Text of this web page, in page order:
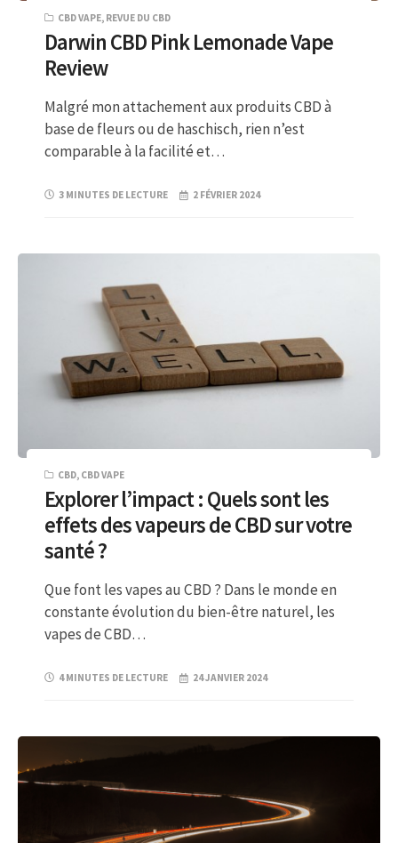
CBD VAPE, REVUE DU CBD
Darwin CBD Pink Lemonade Vape
Review
Malgré mon attachement aux produits CBD à
base de fleurs ou de haschisch, rien n’est
comparable à la facilité et…
3 MINUTES DE LECTURE 2 FÉVRIER 2024
CBD, CBD VAPE
Explorer l’impact : Quels sont les
effets des vapeurs de CBD sur votre
santé ?
Que font les vapes au CBD ? Dans le monde en
constante évolution du bien-être naturel, les
vapes de CBD…
4 MINUTES DE LECTURE 24 JANVIER 2024